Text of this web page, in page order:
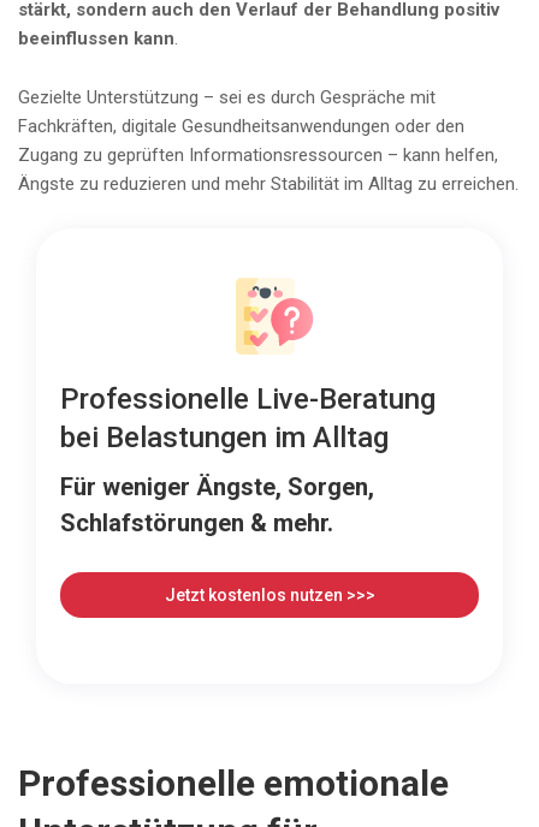
stärkt, sondern auch den Verlauf der Behandlung positiv
beeinflussen kann.
Gezielte Unterstützung – sei es durch Gespräche mit
Fachkräften, digitale Gesundheitsanwendungen oder den
Zugang zu geprüften Informationsressourcen – kann helfen,
Ängste zu reduzieren und mehr Stabilität im Alltag zu erreichen.
Professionelle Live-Beratung
bei Belastungen im Alltag
Für weniger Ängste, Sorgen,
Schlafstörungen & mehr.
Jetzt kostenlos nutzen >>>
Professionelle emotionale